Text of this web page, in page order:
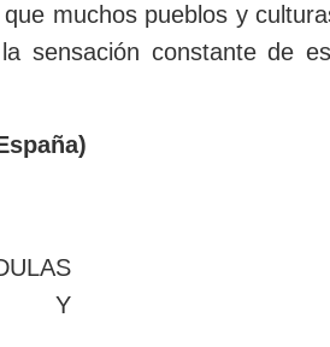
muchos pueblos y
sensación constante de